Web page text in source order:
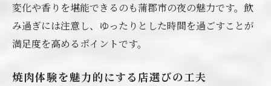
蒲郡市の焼肉とご当地グルメの融合
焼肉とアルコールで体感する地元の味
焼肉文化に根付く蒲郡の食材活用術
ご当地グルメと焼肉のおすすめペア
変化や香りを堪能できるのも蒲郡市の夜の魅力です。飲
み過ぎには注意し、ゆったりとした時間を過ごすことが
満足度を高めるポイントです。
焼肉体験を魅力的にする店選びの工夫